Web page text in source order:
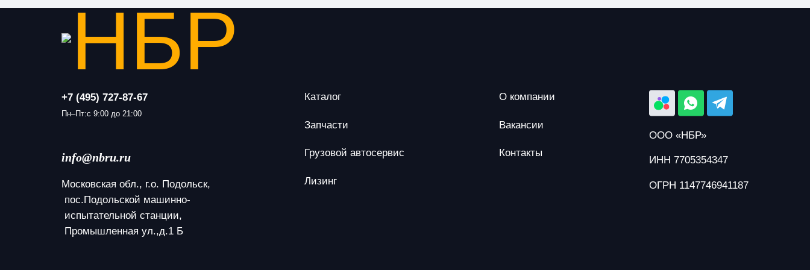
+7 (495) 727-87-67
Пн–Пт:с 9:00 до 21:00
info@nbru.ru
Московская обл., г.о. Подольск,
пос.Подольской машинно-
испытательной станции,
Промышленная ул.,д.1 Б
Каталог
Запчасти
Грузовой автосервис
Лизинг
О компании
Вакансии
Контакты
ООО «НБР»
ИНН 7705354347
ОГРН 1147746941187